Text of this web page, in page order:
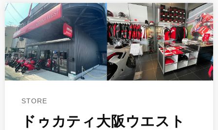
STORE
ドゥカティ大阪ウエスト